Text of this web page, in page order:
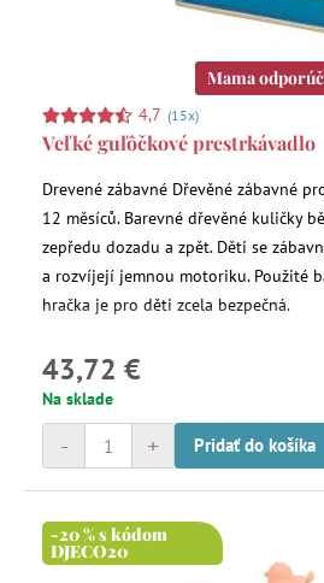
Mama
4,7 (15x)
Veľké guľôčkové prestrkávadlo
Drevené zábavné Dřevěné zábavné
12 měsíců. Barevné dřevěné kuličky
zepředu dozadu a zpět. Děti se
a rozvíjejí jemnou motoriku. Použité
hračka je pro děti zcela bezpečná.
43,72 €
Na sklade
+
- Pridať do košíka
-20 % s kódom
DJECO20